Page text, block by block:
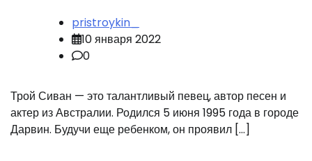
pristroykin_
10 января 2022
0
Трой Сиван — это талантливый певец, автор песен и
актер из Австралии. Родился 5 июня 1995 года в городе
Дарвин. Будучи еще ребенком, он проявил […]